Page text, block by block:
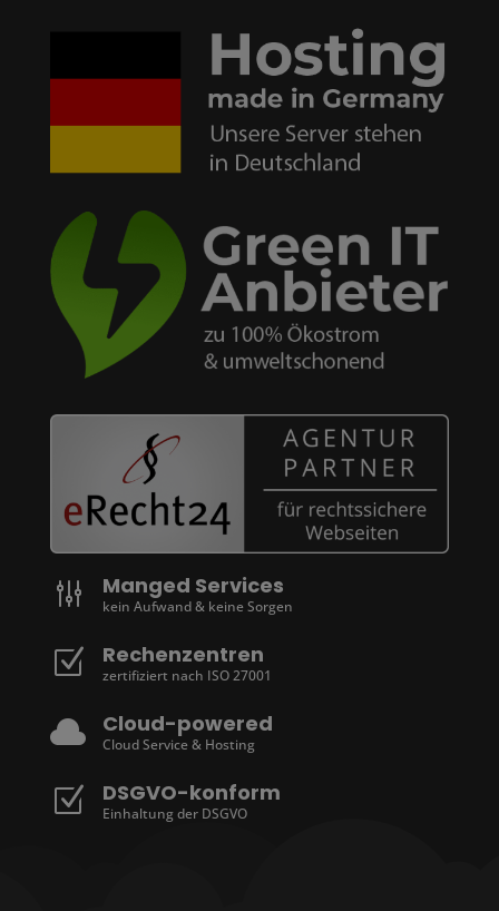
g Manged Services
kein Aufwand & keine Sorgen
Z Rechenzentren
zertifiziert nach ISO 27001
 Cloud-powered
Cloud Service & Hosting
Z DSGVO-konform
Einhaltung der DSGVO